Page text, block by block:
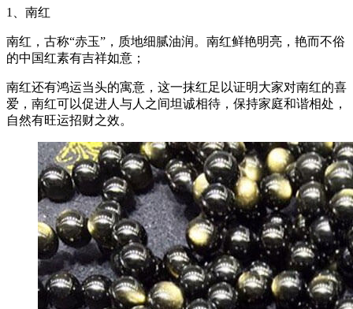
1、南红
南红，古称“赤玉”，质地细腻油润。南红鲜艳明亮，艳而不俗
的中国红素有吉祥如意；
南红还有鸿运当头的寓意，这一抹红足以证明大家对南红的喜
爱，南红可以促进人与人之间坦诚相待，保持家庭和谐相处，
自然有旺运招财之效。